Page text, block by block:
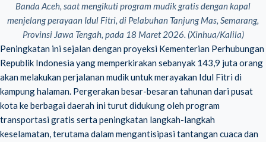
Banda Aceh, saat mengikuti program mudik gratis dengan kapal
menjelang perayaan Idul Fitri, di Pelabuhan Tanjung Mas, Semarang,
Provinsi Jawa Tengah, pada 18 Maret 2026. (Xinhua/Kalila)
Peningkatan ini sejalan dengan proyeksi Kementerian Perhubungan
Republik Indonesia yang memperkirakan sebanyak 143,9 juta orang
akan melakukan perjalanan mudik untuk merayakan Idul Fitri di
kampung halaman. Pergerakan besar-besaran tahunan dari pusat
kota ke berbagai daerah ini turut didukung oleh program
transportasi gratis serta peningkatan langkah-langkah
keselamatan, terutama dalam mengantisipasi tantangan cuaca dan